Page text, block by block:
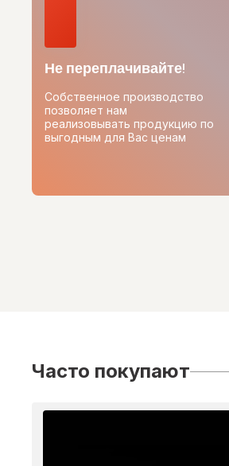
Не переплачивайте!
Собственное производство
позволяет нам
реализовывать продукцию по
выгодным для Вас ценам
Часто покупают